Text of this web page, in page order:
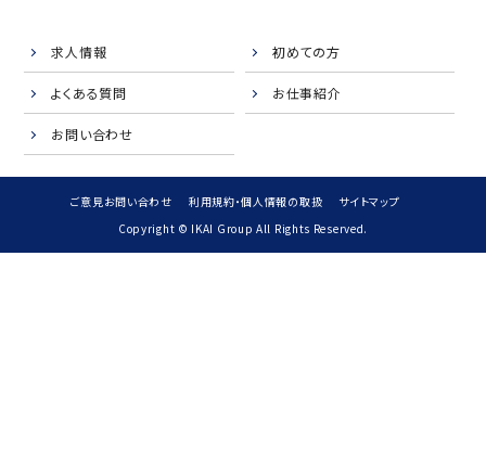
求人情報 初めての方
よくある質問 お仕事紹介
お問い合わせ
ご意見お問い合わせ 利用規約・個人情報の取扱
サイトマップ
Copyright © IKAI Group All Rights Reserved.